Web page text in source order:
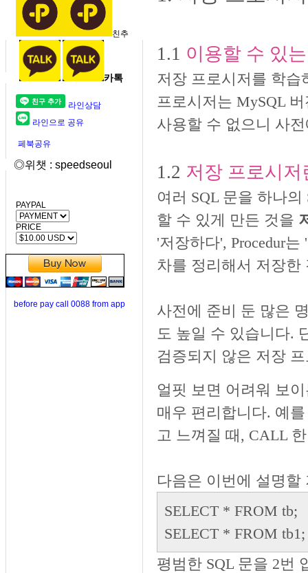
친추
카톡
라인상담
라인으로 공유
페북공유
◎위챗 : speedseoul
PAYPAL
PRICE
before pay call 0088 from app
1.1 이용할 수 있
저장 프로시저를 학습
프로시저는 MySQL
사용할 수 없으니 사
1.2 저장 프로시저
여러 SQL 문을 하나
할 수 있게 만든 것을
'저장하다', Procedur
차를 정리해서 저장한
사전에 준비 둔 많은
도 높일 수 있습니다.
검증되지 않은 저장
얼핏 보면 어려워 보
매우 편리합니다. 예
고 느껴질 때, CALL
다음은 이번에 설명
SELECT * FROM tb;
SELECT * FROM tb1;
평범한 SQL 문을 2번